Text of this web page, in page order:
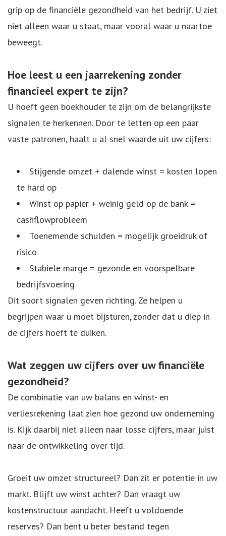
grip op de financiële gezondheid van het bedrijf. U ziet
niet alleen waar u staat, maar vooral waar u naartoe
beweegt.
Hoe leest u een jaarrekening zonder
financieel expert te zijn?
U hoeft geen boekhouder te zijn om de belangrijkste
signalen te herkennen. Door te letten op een paar
vaste patronen, haalt u al snel waarde uit uw cijfers:
Stijgende omzet + dalende winst = kosten lopen
te hard op
Winst op papier + weinig geld op de bank =
cashflowprobleem
Toenemende schulden = mogelijk groeidruk of
risico
Stabiele marge = gezonde en voorspelbare
bedrijfsvoering
Dit soort signalen geven richting. Ze helpen u
begrijpen waar u moet bijsturen, zonder dat u diep in
de cijfers hoeft te duiken.
Wat zeggen uw cijfers over uw financiële
gezondheid?
De combinatie van uw balans en winst- en
verliesrekening laat zien hoe gezond uw onderneming
is. Kijk daarbij niet alleen naar losse cijfers, maar juist
naar de ontwikkeling over tijd.
Groeit uw omzet structureel? Dan zit er potentie in uw
markt. Blijft uw winst achter? Dan vraagt uw
kostenstructuur aandacht. Heeft u voldoende
reserves? Dan bent u beter bestand tegen